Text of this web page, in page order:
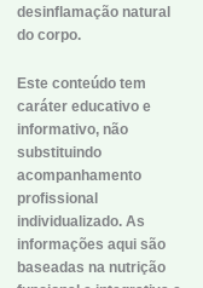
desinflamação natural
do corpo.
Este conteúdo tem
caráter educativo e
informativo, não
substituindo
acompanhamento
profissional
individualizado. As
informações aqui são
baseadas na nutrição